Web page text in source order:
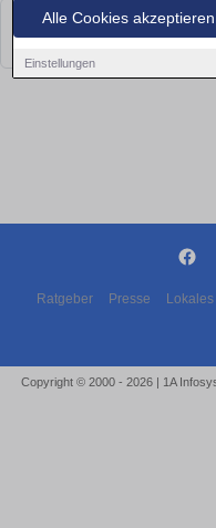
Alle Cookies akzeptieren
Einstellungen
Leider konnten wir derzeit
bald wieder vorbei!
Ratgeber Presse Lokales
Copyright © 2000 - 2026 | 1A